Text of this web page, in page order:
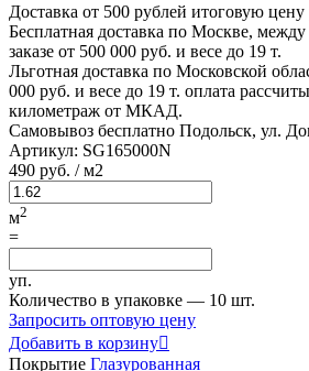
Доставка от 500 рублей итоговую цену
Бесплатная доставка по Москве,
заказе от 500 000 руб. и весе до 19 т.
Льготная доставка по Московской
000 руб. и весе до 19 т. оплата
километраж от МКАД.
Самовывоз бесплатно Подольск, ул.
Артикул: SG165000N
490 руб. / м2
м2
=
уп.
Количество в упаковке — 10 шт.
Запросить оптовую цену
Добавить в корзину
Покрытие Глазурованная